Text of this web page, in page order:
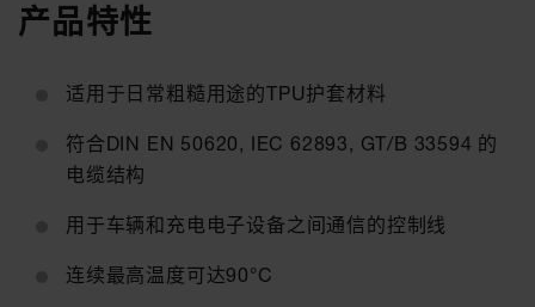
产品特性
适用于日常粗糙用途的TPU护套材料
符合DIN EN 50620, IEC 62893, GT/B 33594 的
电缆结构
用于车辆和充电电子设备之间通信的控制线
连续最高温度可达90°C